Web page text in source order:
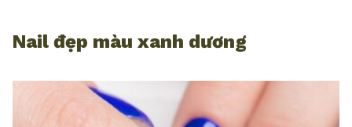
Nail đẹp màu xanh dương